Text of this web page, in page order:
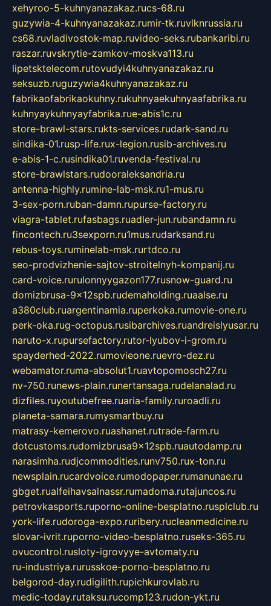
xehyroo-5-kuhnyanazakaz.rucs-68.ru
guzywia-4-kuhnyanazakaz.rumir-tk.ruvlknrussia.ru
cs68.ruvladivostok-map.ruvideo-seks.rubankaribi.ru
raszar.ruvskrytie-zamkov-moskva113.ru
lipetsktelecom.rutovudyi4kuhnyanazakaz.ru
seksuzb.ruguzywia4kuhnyanazakaz.ru
fabrikaofabrikaokuhny.rukuhnyaekuhnyaafabrika.ru
kuhnyaykuhnyayfabrika.rue-abis1c.ru
store-brawl-stars.rukts-services.rudark-sand.ru
sindika-01.rusp-life.rux-legion.rusib-archives.ru
e-abis-1-c.rusindika01.ruvenda-festival.ru
store-brawlstars.rudooraleksandria.ru
antenna-highly.rumine-lab-msk.ru1-mus.ru
3-sex-porn.ruban-damn.rupurse-factory.ru
viagra-tablet.rufasbags.ruadler-jun.rubandamn.ru
fincontech.ru3sexporn.ru1mus.rudarksand.ru
rebus-toys.ruminelab-msk.rurtdco.ru
seo-prodvizhenie-sajtov-stroitelnyh-kompanij.ru
card-voice.rurulonnyygazon177.rusnow-guard.ru
domizbrusa-9x12spb.rudemaholding.ruaalse.ru
a380club.ruargentinamia.ruperkoka.rumovie-one.ru
perk-oka.rug-octopus.rusibarchives.ruandreislyusar.ru
naruto-x.rupursefactory.rutor-lyubov-i-grom.ru
spayderhed-2022.rumovieone.ruevro-dez.ru
webamator.ruma-absolut1.ruavtopomosch27.ru
nv-750.runews-plain.runertansaga.rudelanalad.ru
dizfiles.ruyoutubefree.ruaria-family.ruroadli.ru
planeta-samara.rumysmartbuy.ru
matrasy-kemerovo.ruashanet.rutrade-farm.ru
dotcustoms.rudomizbrusa9x12spb.ruautodamp.ru
narasimha.rudjcommodities.runv750.rux-ton.ru
newsplain.rucardvoice.rumodopaper.rumanunae.ru
gbget.rualfeihavsalnassr.rumadoma.rutajuncos.ru
petrovkasports.ruporno-online-besplatno.rusplclub.ru
york-life.rudoroga-expo.ruribery.rucleanmedicine.ru
slovar-ivrit.ruporno-video-besplatno.ruseks-365.ru
ovucontrol.rusloty-igrovyye-avtomaty.ru
ru-industriya.rurusskoe-porno-besplatno.ru
belgorod-day.rudigilith.rupichkurovlab.ru
medic-today.rutaksu.rucomp123.rudon-ykt.ru